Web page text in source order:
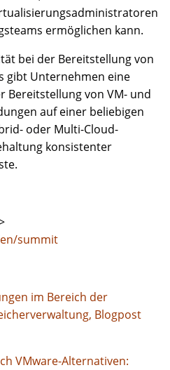
ermöglichen kann.
bei der Bereitstellung von
gibt Unternehmen eine
Bereitstellung von VM- und
auf einer beliebigen
oder Multi-Cloud-
konsistenter
summit
im Bereich der
Blogpost
VMware-Alternativen: